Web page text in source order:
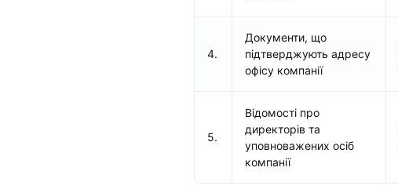
4.
Документи, що
підтверджують адресу
офісу компанії
5.
Відомості про
директорів та
уповноважених осіб
компанії